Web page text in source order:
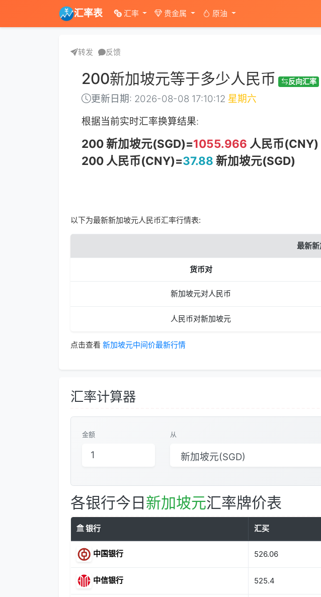
汇率表 汇率 贵金属 原油
转发 反馈
200新加坡元等于多少人民币 反向汇率
更新日期: 2026-08-08 17:10:12 星期六
根据当前实时汇率换算结果:
200 新加坡元(SGD)=1055.966 人民币(CNY)
200 人民币(CNY)=37.88 新加坡元(SGD)
以下为最新新加坡元人民币汇率行情表:
最新
货币对
新加坡元对人民币
人民币对新加坡元
点击查看 新加坡元中间价最新行情
汇率计算器
金额 从
各银行今日新加坡元汇率牌价表
银行 汇买
中国银行 526.06
中信银行 525.4